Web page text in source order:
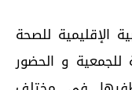
الإقليمية للصحة
للجمعية و الحضور